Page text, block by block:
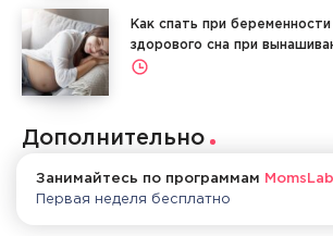
Как спать при
здорового сна при
Дополнительно
Инстаграм
Занимайтесь по программам
MomsLab
Первая неделя бесплатно